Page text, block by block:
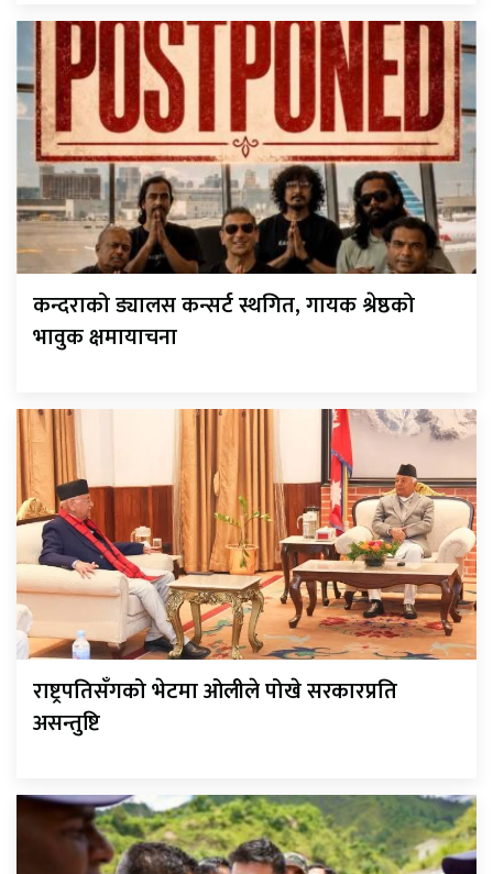
कन्दराको ड्यालस कन्सर्ट स्थगित, गायक श्रेष्ठको
भावुक क्षमायाचना
राष्ट्रपतिसँगको भेटमा ओलीले पोखे सरकारप्रति
असन्तुष्टि